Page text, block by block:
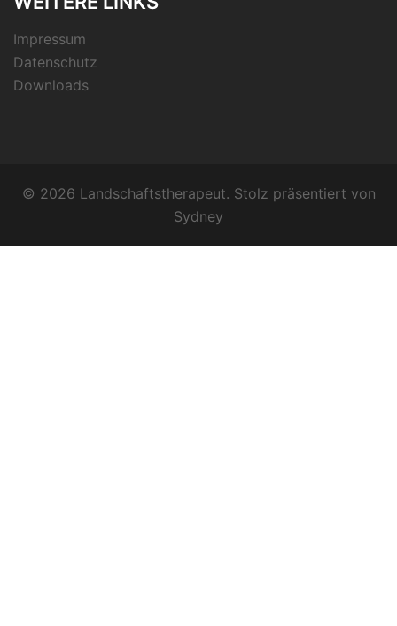
Impressum
Datenschutz
Downloads
© 2026 Landschaftstherapeut. Stolz präsentiert von
Sydney